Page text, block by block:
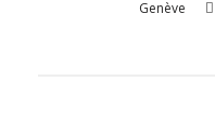
Genève